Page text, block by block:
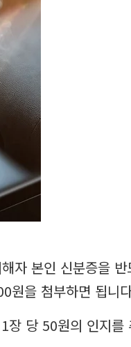
자 본인 신분증을
원을 첨부하면 됩니
장 당 50원의 인지